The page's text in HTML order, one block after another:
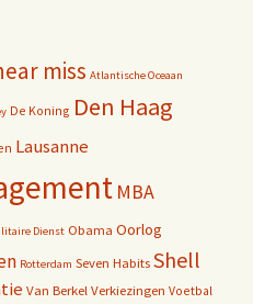
miss Atlantische Oceaan
De Koning Den Haag
Lausanne
MBA
Dienst Obama Oorlog
Rotterdam Seven HabitsShell
Van Berkel Verkiezingen Voetbal